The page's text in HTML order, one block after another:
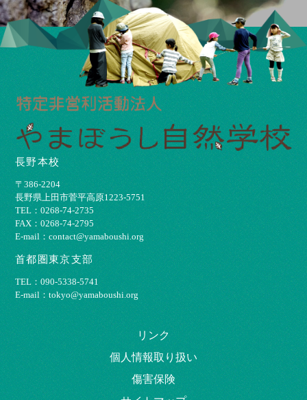
長野本校
〒386-2204
⻑野県上⽥市菅平⾼原1223-5751
TEL：0268-74-2735
FAX：0268-74-2795
E-mail：contact@yamaboushi.org
首都圏東京支部
TEL：090-5338-5741
E-mail：tokyo@yamaboushi.org
リンク
個⼈情報取り扱い
傷害保険